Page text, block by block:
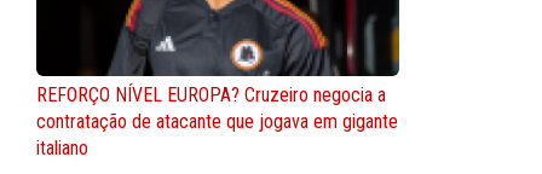
REFORÇO NÍVEL EUROPA? Cruzeiro negocia a
contratação de atacante que jogava em gigante
italiano